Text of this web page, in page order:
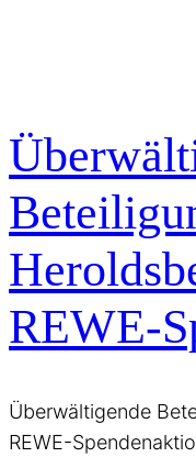
REWE-
Überwältigende
REWE-